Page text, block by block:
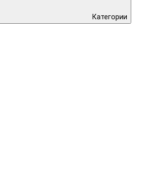
Категории